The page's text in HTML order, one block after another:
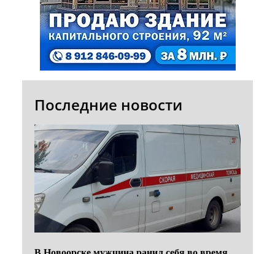
Последние новости